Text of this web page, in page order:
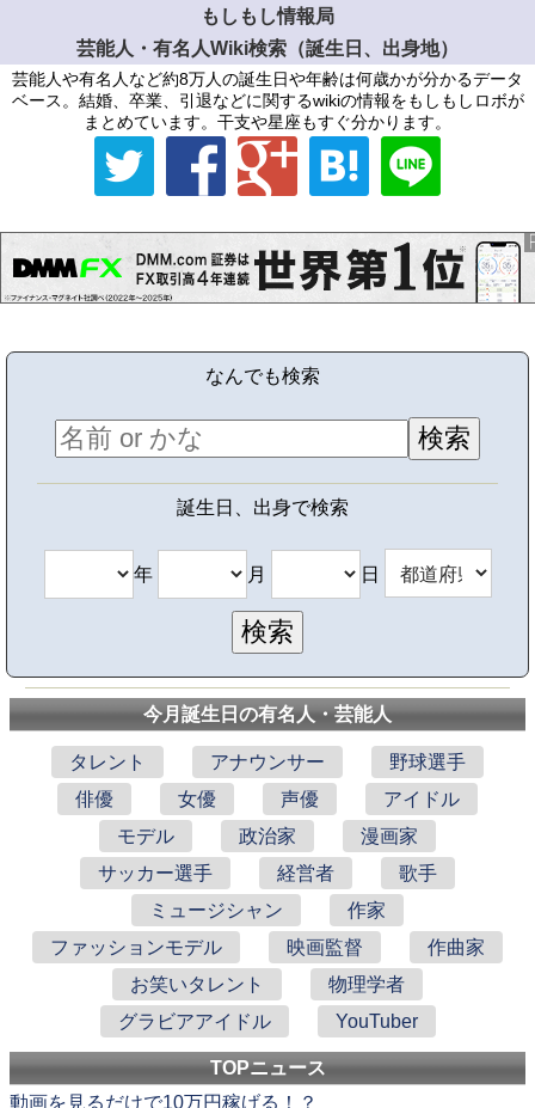
もしもし情報局
芸能人・有名人Wiki検索（誕生日、出身地）
芸能人や有名人など約8万人の誕生日や年齢は何歳かが分かるデータ
ベース。結婚、卒業、引退などに関するwikiの情報をもしもしロボが
まとめています。干支や星座もすぐ分かります。
なんでも検索
誕生日、出身で検索
年 月 日
今月誕生日の有名人・芸能人
タレント アナウンサー
野球選手
俳優
女優 声優
アイドル
モデル
政治家
漫画家
サッカー選手
経営者
歌手
ミュージシャン
作家
ファッションモデル
映画監督
作曲家
お笑いタレント
物理学者
グラビアアイドル
YouTuber
TOPニュース
動画を見るだけで10万円稼げる！？